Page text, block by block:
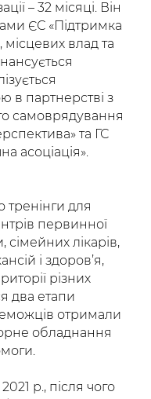
– 32 місяці. Він
ЄС «Підтримка
місцевих влад та
в партнерстві з
самоврядування
та ГС
асоціація».
для
первинної
лікарів,
і здоров’я,
різних
два етапи
отримали
обладнання
р., після чого